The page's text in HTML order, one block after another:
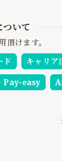
ついて
頂けます。
ド
キャリア
Pay-easy